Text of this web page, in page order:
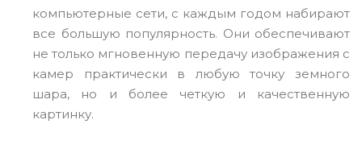
компьютерные сети, с каждым годом набирают
все большую популярность. Они обеспечивают
не только мгновенную передачу изображения с
камер практически в любую точку земного
шара, но и более четкую и качественную
картинку.